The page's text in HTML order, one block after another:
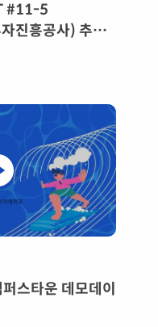
#11-5
진흥공사) 추천
스타운 데모데이